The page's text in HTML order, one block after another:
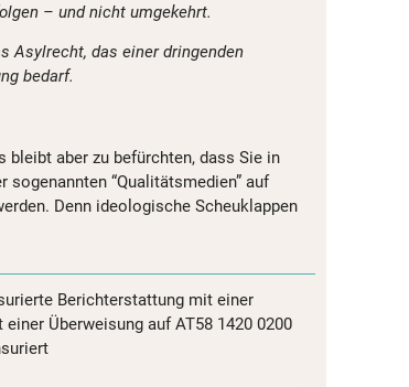
– und nicht umgekehrt.
Asylrecht, das einer dringenden
bedarf.
bleibt aber zu befürchten, dass Sie in
“Qualitätsmedien” auf
Denn ideologische Scheuklappen
Berichterstattung mit einer
einer Überweisung auf AT58 1420 0200